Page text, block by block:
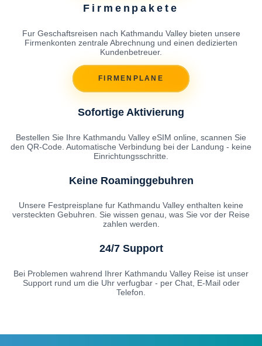
Firmenpakete
Fur Geschaftsreisen nach Kathmandu Valley bieten unsere
Firmenkonten zentrale Abrechnung und einen dedizierten
Kundenbetreuer.
FIRMENPLANE
Sofortige Aktivierung
Bestellen Sie Ihre Kathmandu Valley eSIM online, scannen Sie
den QR-Code. Automatische Verbindung bei der Landung - keine
Einrichtungsschritte.
Keine Roaminggebuhren
Unsere Festpreisplane fur Kathmandu Valley enthalten keine
versteckten Gebuhren. Sie wissen genau, was Sie vor der Reise
zahlen werden.
24/7 Support
Bei Problemen wahrend Ihrer Kathmandu Valley Reise ist unser
Support rund um die Uhr verfugbar - per Chat, E-Mail oder
Telefon.